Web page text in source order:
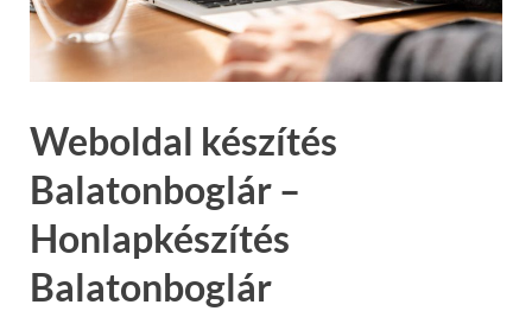
Weboldal készítés
Balatonboglár –
Honlapkészítés
Balatonboglár